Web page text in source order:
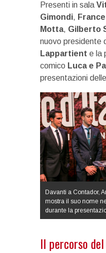
Presenti in sala
Gimondi,
Motta, Gilberto
nuovo presidente
Lappartient e la
comico Luca e
presentazioni
Davanti a Contador,
mostra il suo nome
durante la
Il percorso